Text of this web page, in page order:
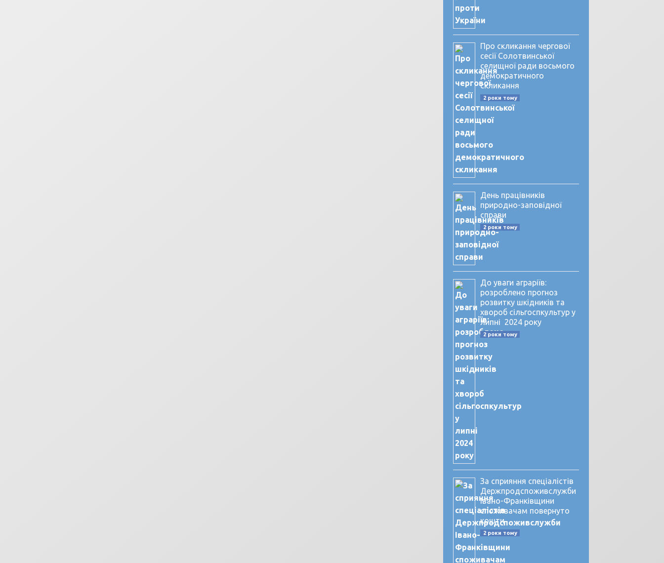
Про скликання чергової
сесії Солотвинської
селищної ради восьмого
демократичного
скликання
2 роки тому
День працівників
природно-заповідної
справи
2 роки тому
До уваги аграріїв:
розроблено прогноз
розвитку шкідників та
хвороб сільгоспкультур у
липні 2024 року
2 роки тому
За сприяння спеціалістів
Держпродспоживслужби
Івано-Франківщини
споживачам повернуто
кошти
2 роки тому